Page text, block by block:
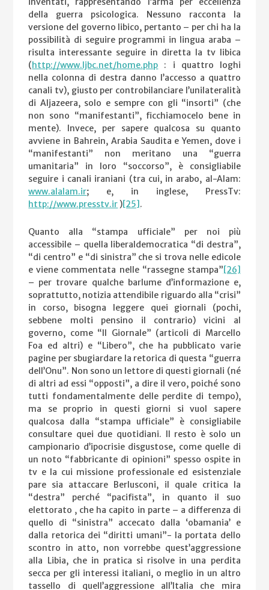
della guerra psicologica. Nessuno racconta la
versione del governo libico, pertanto – per chi ha la
possibilità di seguire programmi in lingua araba –
risulta interessante seguire in diretta la tv libica
(http://www.ljbc.net/home.php : i quattro loghi
nella colonna di destra danno l’accesso a quattro
canali tv), giusto per controbilanciare l’unilateralità
di Aljazeera, solo e sempre con gli “insorti” (che
non sono “manifestanti”, ficchiamocelo bene in
mente). Invece, per sapere qualcosa su quanto
avviene in Bahrein, Arabia Saudita e Yemen, dove i
“manifestanti” non meritano una “guerra
umanitaria” in loro “soccorso”, è consigliabile
seguire i canali iraniani (tra cui, in arabo, al-Alam:
www.alalam.ir; e, in inglese, PressTv:
http://www.presstv.ir)[25].
Quanto alla “stampa ufficiale” per noi più
accessibile – quella liberaldemocratica “di destra”,
“di centro” e “di sinistra” che si trova nelle edicole
e viene commentata nelle “rassegne stampa”[26]
– per trovare qualche barlume d’informazione e,
soprattutto, notizia attendibile riguardo alla “crisi”
in corso, bisogna leggere quei giornali (pochi,
sebbene molti pensino il contrario) vicini al
governo, come “Il Giornale” (articoli di Marcello
Foa ed altri) e “Libero”, che ha pubblicato varie
pagine per sbugiardare la retorica di questa “guerra
dell’Onu”. Non sono un lettore di questi giornali (né
di altri ad essi “opposti”, a dire il vero, poiché sono
tutti fondamentalmente delle perdite di tempo),
ma se proprio in questi giorni si vuol sapere
qualcosa dalla “stampa ufficiale” è consigliabile
consultare quei due quotidiani. Il resto è solo un
campionario d’ipocrisie disgustose, come quelle di
un noto “fabbricante di opinioni” spesso ospite in
tv e la cui missione professionale ed esistenziale
pare sia attaccare Berlusconi, il quale critica la
“destra” perché “pacifista”, in quanto il suo
elettorato , che ha capito in parte – a differenza di
quello di “sinistra” accecato dalla ‘obamania’ e
dalla retorica dei “diritti umani”- la portata dello
scontro in atto, non vorrebbe quest’aggressione
alla Libia, che in pratica si risolve in una perdita
secca per gli interessi italiani, o meglio in un altro
tassello di quell’aggressione all’Italia che mira